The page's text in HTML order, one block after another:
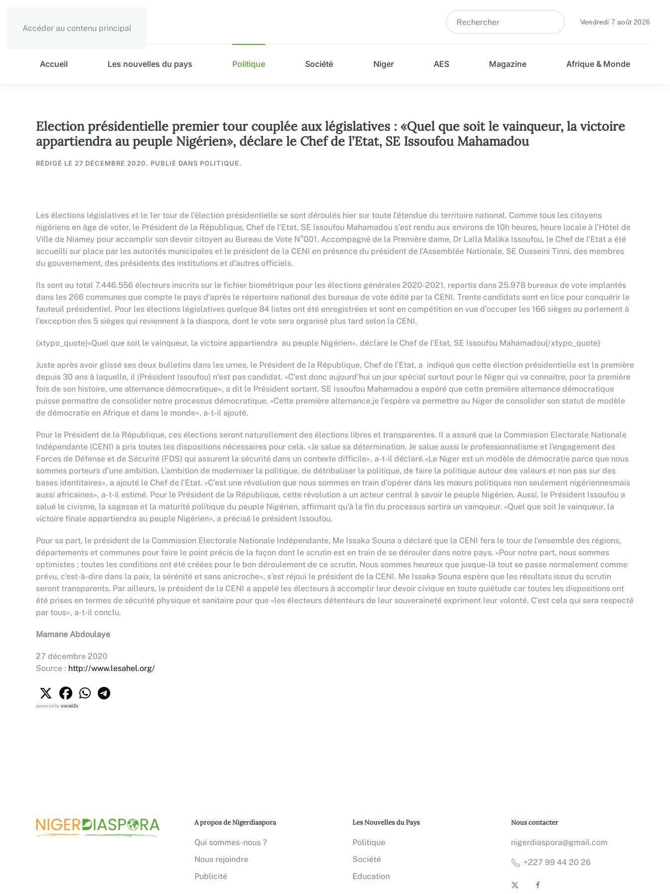
Accéder au contenu principal
Vendredi 7 août 2026
Accueil Les nouvelles du pays Politique Société Niger AES Magazine Afrique & Monde
Election présidentielle premier tour couplée aux législatives : «Quel que soit le vainqueur, la victoire
appartiendra au peuple Nigérien», déclare le Chef de l’Etat, SE Issoufou Mahamadou
RÉDIGÉ LE 27 DÉCEMBRE 2020. PUBLIÉ DANS POLITIQUE.
Les élections législatives et le 1er tour de l’élection présidentielle se sont déroulés hier sur toute l’étendue du territoire national. Comme tous les citoyens
nigériens en âge de voter, le Président de la République, Chef de l’Etat, SE Issoufou Mahamadou s’est rendu aux environs de 10h heures, heure locale à l’Hôtel de
Ville de Niamey pour accomplir son devoir citoyen au Bureau de Vote N°001. Accompagné de la Première dame, Dr Lalla Malika Issoufou, le Chef de l’Etat a été
accueilli sur place par les autorités municipales et le président de la CENI en présence du président de l’Assemblée Nationale, SE Ousseini Tinni, des membres
du gouvernement, des présidents des institutions et d’autres officiels.
Ils sont au total 7.446.556 électeurs inscrits sur le fichier biométrique pour les élections générales 2020-2021, repartis dans 25.978 bureaux de vote implantés
dans les 266 communes que compte le pays d’après le répertoire national des bureaux de vote édité par la CENI. Trente candidats sont en lice pour conquérir le
fauteuil présidentiel. Pour les élections législatives quelque 84 listes ont été enregistrées et sont en compétition en vue d’occuper les 166 sièges au parlement à
l’exception des 5 sièges qui reviennent à la diaspora, dont le vote sera organisé plus tard selon la CENI.
{xtypo_quote}«Quel que soit le vainqueur, la victoire appartiendra au peuple Nigérien», déclare le Chef de l’Etat, SE Issoufou Mahamadou{/xtypo_quote}
Juste après avoir glissé ses deux bulletins dans les urnes, le Président de la République, Chef de l’Etat, a indiqué que cette élection présidentielle est la première
depuis 30 ans à laquelle, il (Président Issoufou) n’est pas candidat. «C’est donc aujourd’hui un jour spécial surtout pour le Niger qui va connaitre, pour la première
fois de son histoire, une alternance démocratique», a dit le Président sortant. SE Issoufou Mahamadou a espéré que cette première alternance démocratique
puisse permettre de consolider notre processus démocratique. «Cette première alternance,je l’espère va permettre au Niger de consolider son statut de modèle
de démocratie en Afrique et dans le monde», a-t-il ajouté.
Pour le Président de la République, ces élections seront naturellement des élections libres et transparentes. Il a assuré que la Commission Electorale Nationale
Indépendante (CENI) a pris toutes les dispositions nécessaires pour cela. «Je salue sa détermination. Je salue aussi le professionnalisme et l’engagement des
Forces de Défense et de Sécurité (FDS) qui assurent la sécurité dans un contexte difficile», a-t-il déclaré.«Le Niger est un modèle de démocratie parce que nous
sommes porteurs d’une ambition. L’ambition de moderniser la politique, de détribaliser la politique, de faire la politique autour des valeurs et non pas sur des
bases identitaires», a ajouté le Chef de l’Etat. «C’est une révolution que nous sommes en train d’opérer dans les mœurs politiques non seulement nigériennesmais
aussi africaines», a-t-il estimé. Pour le Président de la République, cette révolution a un acteur central à savoir le peuple Nigérien. Aussi, le Président Issoufou a
salué le civisme, la sagesse et la maturité politique du peuple Nigérien, affirmant qu’à la fin du processus sortira un vainqueur. «Quel que soit le vainqueur, la
victoire finale appartiendra au peuple Nigérien», a précisé le président Issoufou.
Pour sa part, le président de la Commission Electorale Nationale Indépendante, Me Issaka Souna a déclaré que la CENI fera le tour de l’ensemble des régions,
départements et communes pour faire le point précis de la façon dont le scrutin est en train de se dérouler dans notre pays. «Pour notre part, nous sommes
optimistes ; toutes les conditions ont été créées pour le bon déroulement de ce scrutin. Nous sommes heureux que jusque-là tout se passe normalement comme
prévu, c’est-à-dire dans la paix, la sérénité et sans anicroche», s’est réjoui le président de la CENI. Me Issaka Souna espère que les résultats issus du scrutin
seront transparents. Par ailleurs, le président de la CENI a appelé les électeurs à accomplir leur devoir civique en toute quiétude car toutes les dispositions ont
été prises en termes de sécurité physique et sanitaire pour que «les électeurs détenteurs de leur souveraineté expriment leur volonté. C’est cela qui sera respecté
par tous», a-t-il conclu.
Mamane Abdoulaye
27 décembre 2020
Source : http://www.lesahel.org/
powered bysocial2s
A propos de Nigerdiaspora
Qui sommes-nous ?
Nous rejoindre
Publicité
Les Nouvelles du Pays
Politique
Société
Education
Nous contacter
nigerdiaspora@gmail.com
+227 99 44 20 26